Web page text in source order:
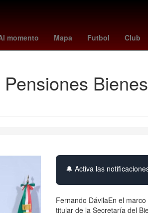
momento Mapa Futbol Club
Amistosos Brasil China frankfurt -
🔔 Activa las
Fernando DávilaEn el
titular de la Secretaría del